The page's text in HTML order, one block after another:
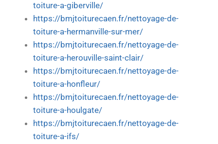
toiture-a-giberville/
https://bmjtoiturecaen.fr/nettoyage-de-
toiture-a-hermanville-sur-mer/
https://bmjtoiturecaen.fr/nettoyage-de-
toiture-a-herouville-saint-clair/
https://bmjtoiturecaen.fr/nettoyage-de-
toiture-a-honfleur/
https://bmjtoiturecaen.fr/nettoyage-de-
toiture-a-houlgate/
https://bmjtoiturecaen.fr/nettoyage-de-
toiture-a-ifs/